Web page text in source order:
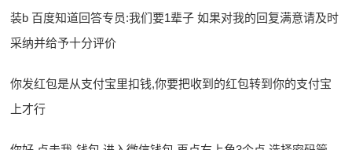
装b 百度知道回答专员:我们要1辈子 如果对我的回复满意请及时
采纳并给予十分评价
你发红包是从支付宝里扣钱,你要把收到的红包转到你的支付宝
上才行